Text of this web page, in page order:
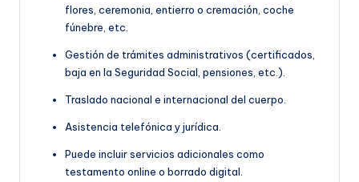
flores, ceremonia, entierro o cremación, coche
fúnebre, etc.
Gestión de trámites administrativos (certificados,
baja en la Seguridad Social, pensiones, etc.).
Traslado nacional e internacional del cuerpo.
Asistencia telefónica y jurídica.
Puede incluir servicios adicionales como
testamento online o borrado digital.